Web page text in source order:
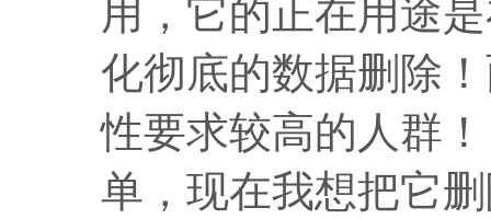
用，它的正在用途
化彻底的数据删除
性要求较高的人群
单，现在我想把它